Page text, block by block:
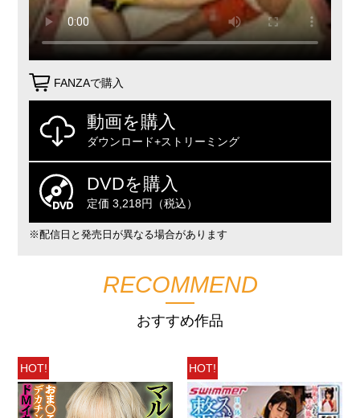
FANZAで購入
動画を購入
ダウンロード+ストリーミング
DVDを購入
定価 3,218円（税込）
※配信日と発売日が異なる場合があります
RECOMMEND
おすすめ作品
HOT! HOT!